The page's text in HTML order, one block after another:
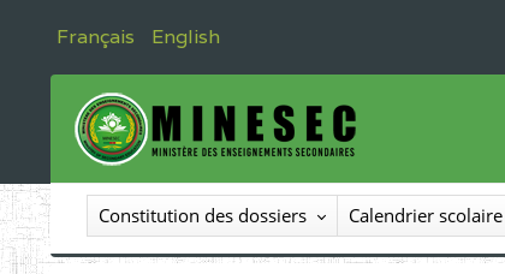
Français English
Constitution des dossiers Calendrier scolaire